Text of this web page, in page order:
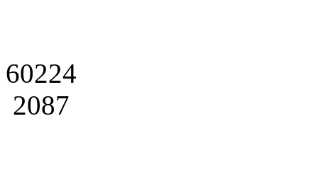
60224
2087